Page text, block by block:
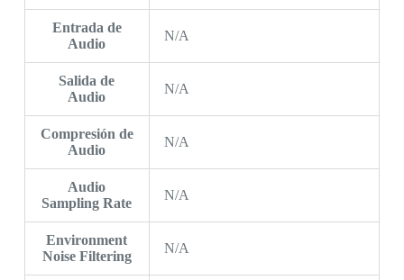
Entrada de
Audio
N/A
Salida de
Audio
N/A
Compresión de
Audio
N/A
Audio
Sampling Rate
N/A
Environment
Noise Filtering
N/A